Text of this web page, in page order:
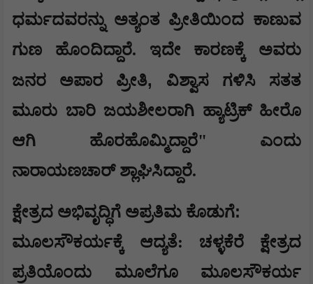
ಧರ್ಮದವರನ್ನು ಅತ್ಯಂತ ಪ್ರೀತಿಯಿಂದ ಕಾಣುವ
ಗುಣ ಹೊಂದಿದ್ದಾರೆ. ಇದೇ ಕಾರಣಕ್ಕೆ ಅವರು
ಜನರ ಅಪಾರ ಪ್ರೀತಿ, ವಿಶ್ವಾಸ ಗಳಿಸಿ ಸತತ
ಮೂರು ಬಾರಿ ಜಯಶೀಲರಾಗಿ ಹ್ಯಾಟ್ರಿಕ್ ಹೀರೊ
ಆಗಿ ಹೊರಹೊಮ್ಮಿದ್ದಾರೆ" ಎಂದು
ನಾರಾಯಣಚಾರ್ ಶ್ಲಾಘಿಸಿದ್ದಾರೆ.
​ಕ್ಷೇತ್ರದ ಅಭಿವೃದ್ಧಿಗೆ ಅಪ್ರತಿಮ ಕೊಡುಗೆ:
​ಮೂಲಸೌಕರ್ಯಕ್ಕೆ ಆದ್ಯತೆ: ಚಳ್ಳಕೆರೆ ಕ್ಷೇತ್ರದ
ಪ್ರತಿಯೊಂದು ಮೂಲೆಗೂ ಮೂಲಸೌಕರ್ಯ